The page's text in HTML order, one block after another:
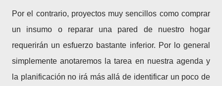
Por el contrario, proyectos muy sencillos como comprar
un insumo o reparar una pared de nuestro hogar
requerirán un esfuerzo bastante inferior. Por lo general
simplemente anotaremos la tarea en nuestra agenda y
la planificación no irá más allá de identificar un poco de